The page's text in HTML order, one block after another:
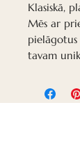
Klasiskā,
Mēs ar
pielāgotus
tavam